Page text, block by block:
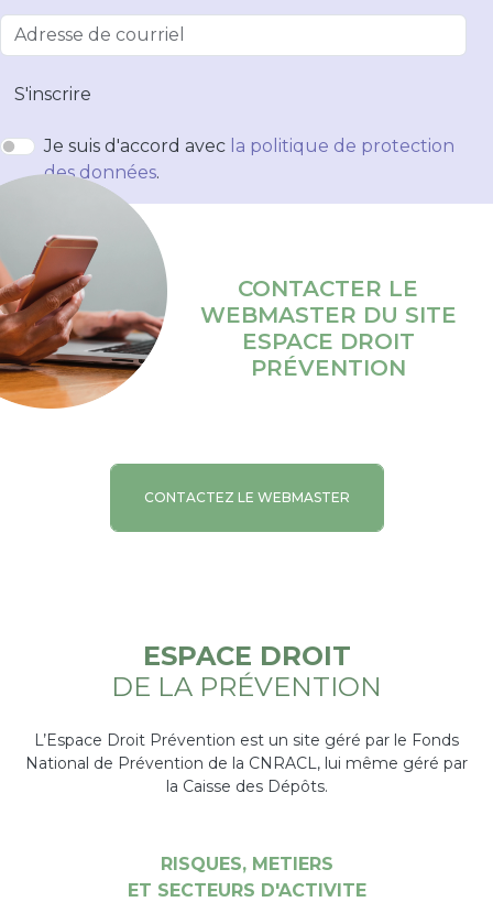
S'inscrire
Je suis d'accord avec la politique de protection
des données.
CONTACTER LE
WEBMASTER DU SITE
ESPACE DROIT
PRÉVENTION
CONTACTEZ LE WEBMASTER
ESPACE DROIT
DE LA PRÉVENTION
L’Espace Droit Prévention est un site géré par le Fonds
National de Prévention de la CNRACL, lui même géré par
la Caisse des Dépôts.
RISQUES, METIERS
ET SECTEURS D'ACTIVITE